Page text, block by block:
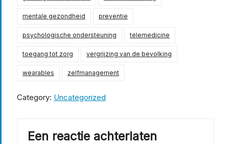
mentale gezondheid preventie
psychologische ondersteuning telemedicine
toegang tot zorg vergrijzing van de bevolking
wearables zelfmanagement
Category: Uncategorized
Een reactie achterlaten